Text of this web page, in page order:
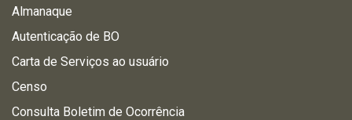
Almanaque
Autenticação de BO
Carta de Serviços ao usuário
Censo
Consulta Boletim de Ocorrência